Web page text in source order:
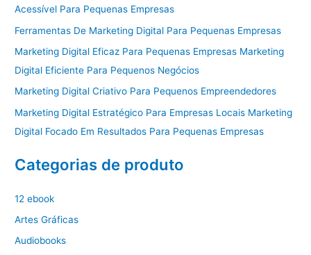
Acessível Para Pequenas Empresas
Ferramentas De Marketing Digital Para Pequenas Empresas
Marketing Digital Eficaz Para Pequenas Empresas Marketing
Digital Eficiente Para Pequenos Negócios
Marketing Digital Criativo Para Pequenos Empreendedores
Marketing Digital Estratégico Para Empresas Locais Marketing
Digital Focado Em Resultados Para Pequenas Empresas
Categorias de produto
12 ebook
Artes Gráficas
Audiobooks